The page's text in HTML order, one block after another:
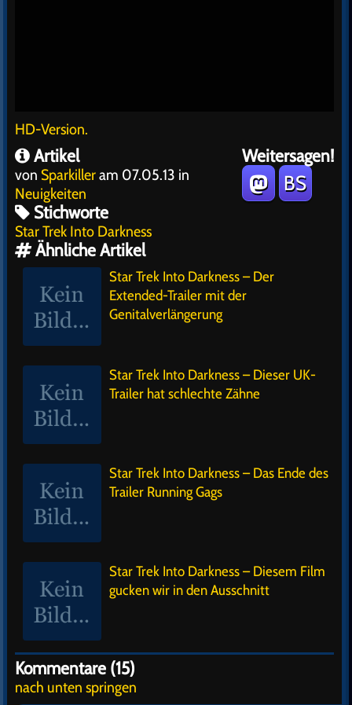
HD-Version.
Weitersagen!
BS
Artikel
von Sparkilleram 07.05.13 in
Neuigkeiten
Stichworte
Star Trek Into Darkness
Ähnliche Artikel
Star Trek Into Darkness – Der
Extended-Trailer mit der
Genitalverlängerung
Star Trek Into Darkness – Dieser UK-
Trailer hat schlechte Zähne
Star Trek Into Darkness – Das Ende des
Trailer Running Gags
Star Trek Into Darkness – Diesem Film
gucken wir in den Ausschnitt
Kommentare (15)
nach unten springen